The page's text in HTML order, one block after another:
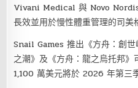
Vivani Medical 與 Novo
長效並用於慢性體重管理的司
Snail Games 推出《方舟：創
之潮》及《方舟：龍之烏托邦
1,100 萬美元將於 2026 年第三